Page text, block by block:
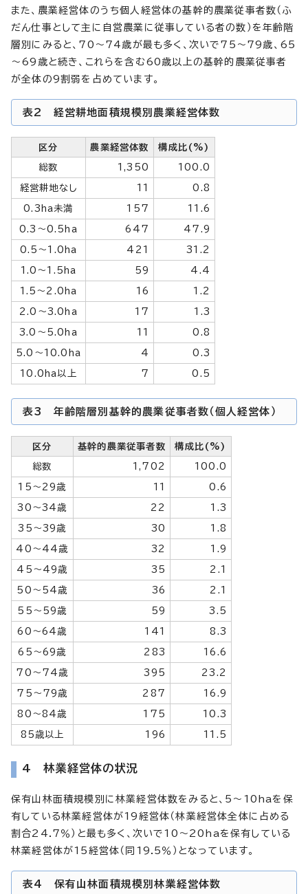
また、農業経営体のうち個人経営体の基幹的農業従事者数（ふ
だん仕事として主に自営農業に従事している者の数）を年齢階
層別にみると、70～74歳が最も多く、次いで75～79歳、65
～69歳と続き、これらを含む60歳以上の基幹的農業従事者
が全体の9割弱を占めています。
表2 経営耕地面積規模別農業経営体数
区分 農業経営体数 構成比(%)
総数 1,350 100.0
経営耕地なし 11 0.8
0.3ha未満 157 11.6
0.3～0.5ha 647 47.9
0.5～1.0ha 421 31.2
1.0～1.5ha 59 4.4
1.5～2.0ha 16 1.2
2.0～3.0ha 17 1.3
3.0～5.0ha 11 0.8
5.0～10.0ha 4 0.3
10.0ha以上 7 0.5
表3 年齢階層別基幹的農業従事者数（個人経営体）
区分 基幹的農業従事者数 構成比(%)
総数 1,702 100.0
15～29歳 11 0.6
30～34歳 22 1.3
35～39歳 30 1.8
40～44歳 32 1.9
45～49歳 35 2.1
50～54歳 36 2.1
55～59歳 59 3.5
60～64歳 141 8.3
65～69歳 283 16.6
70～74歳 395 23.2
75～79歳 287 16.9
80～84歳 175 10.3
85歳以上 196 11.5
4 林業経営体の状況
保有山林面積規模別に林業経営体数をみると、5～10haを保
有している林業経営体が19経営体（林業経営体全体に占める
割合24.7％）と最も多く、次いで10～20haを保有している
林業経営体が15経営体（同19.5％）となっています。
表4 保有山林面積規模別林業経営体数